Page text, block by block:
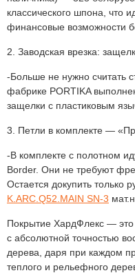
классического шпона, что
финансовые возможности
2. Заводская врезка:
Больше не нужно считать
фабрике PORTIKA
защелки с пластиковым
3. Петли в комплекте —
В комплекте с полотном
Border. Они не требуют
Остается докупить только
K.ARC.Q52.MAIN SN-3
Покрытие ХардФлекс —
с абсолютной точностью
дерева, даря при каждом
теплого и рельефного